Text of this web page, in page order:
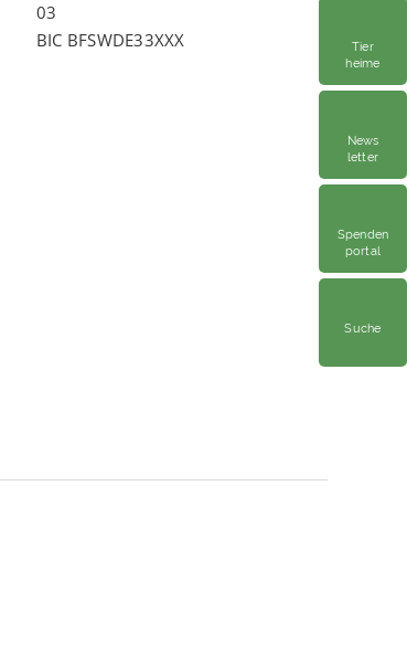
Tier
heime
News
letter
Spenden
portal
Suche
03
BIC BFSWDE33XXX